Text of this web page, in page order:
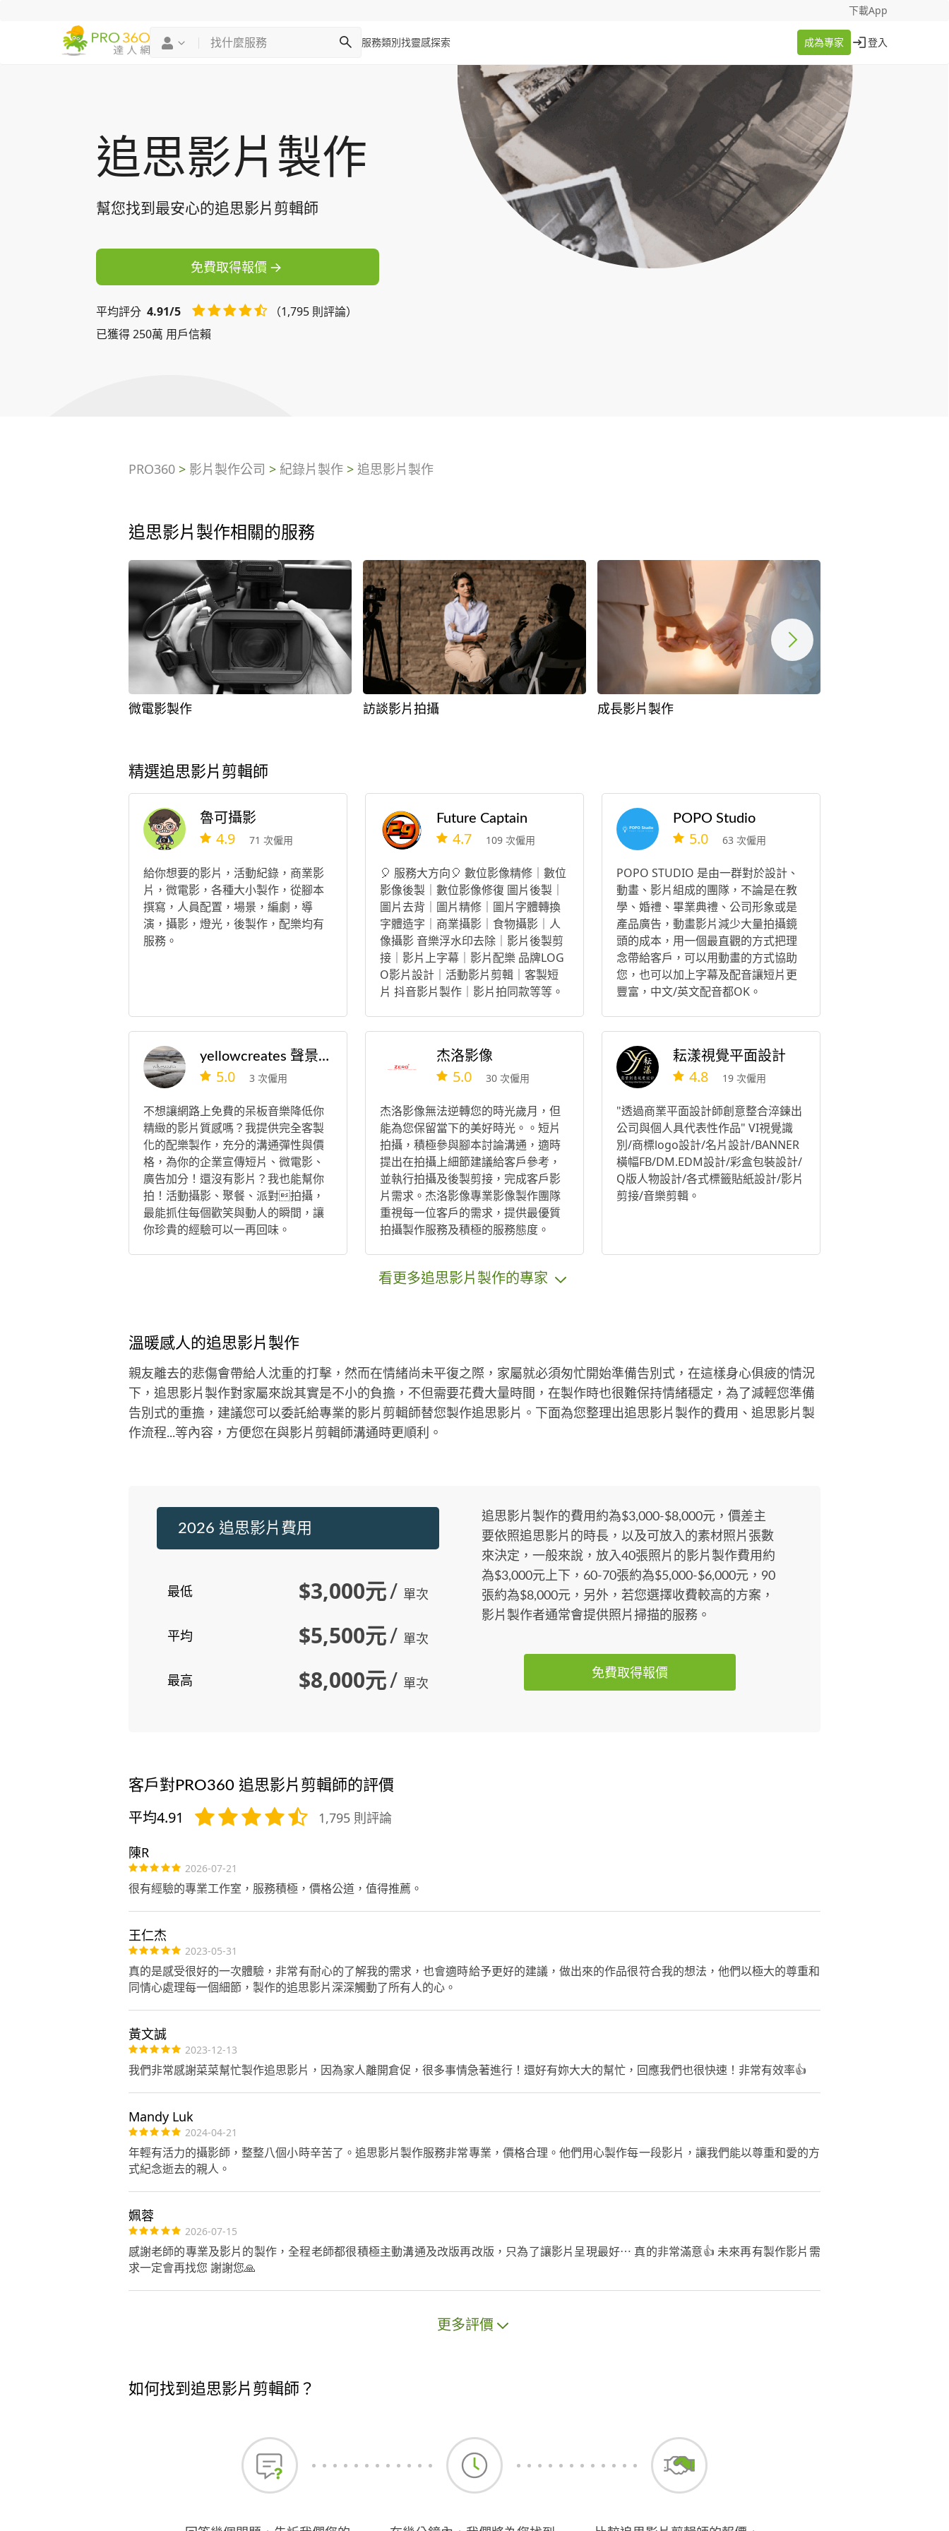
下載App
服務類別找靈感探索 成為專家 登入
成為專家
登入
追思影片製作
幫您找到最安心的追思影片剪輯師
免費取得報價
平均評分 4.91/5
（1,795 則評論）
已獲得 250萬 用戶信賴
PRO360> 影片製作公司 > 紀錄片製作> 追思影片製作
追思影片製作相關的服務
微電影製作 訪談影片拍攝 成長影片製作
精選追思影片剪輯師
魯可攝影
4.9 71 次僱用
給你想要的影片，活動紀錄，商業影
片，微電影，各種大小製作，從腳本
撰寫，人員配置，場景，編劇，導
演，攝影，燈光，後製作，配樂均有
服務。
Future Captain
4.7 109 次僱用
🎈 服務大方向🎈 數位影像精修｜數位
影像後製｜數位影像修復 圖片後製｜
圖片去背｜圖片精修｜圖片字體轉換
字體造字｜商業攝影｜食物攝影｜人
像攝影 音樂浮水印去除｜影片後製剪
接｜影片上字幕｜影片配樂 品牌LOG
O影片設計｜活動影片剪輯｜客製短
片 抖音影片製作｜影片拍同款等等。
POPO Studio
5.0 63 次僱用
POPO STUDIO 是由一群對於設計、
動畫、影片組成的團隊，不論是在教
學、婚禮、畢業典禮、公司形象或是
產品廣告，動畫影片減少大量拍攝鏡
頭的成本，用一個最直觀的方式把理
念帶給客戶，可以用動畫的方式協助
您，也可以加上字幕及配音讓短片更
豐富，中文/英文配音都OK。
yellowcreates 聲景創造工作室
5.0 3 次僱用
不想讓網路上免費的呆板音樂降低你
精緻的影片質感嗎？我提供完全客製
化的配樂製作，充分的溝通彈性與價
格，為你的企業宣傳短片、微電影、
廣告加分！還沒有影片？我也能幫你
拍！活動攝影、聚餐、派對拍攝，
最能抓住每個歡笑與動人的瞬間，讓
你珍貴的經驗可以一再回味。
杰洛影像
5.0 30 次僱用
杰洛影像無法逆轉您的時光歲月，但
能為您保留當下的美好時光。。短片
拍攝，積極參與腳本討論溝通，適時
提出在拍攝上細節建議給客戶參考，
並執行拍攝及後製剪接，完成客戶影
片需求。杰洛影像專業影像製作團隊
重視每一位客戶的需求，提供最優質
拍攝製作服務及積極的服務態度。
耘漾視覺平面設計
4.8 19 次僱用
"透過商業平面設計師創意整合淬鍊出
公司與個人具代表性作品" VI視覺識
別/商標logo設計/名片設計/BANNER
橫幅FB/DM.EDM設計/彩盒包裝設計/
Q版人物設計/各式標籤貼紙設計/影片
剪接/音樂剪輯。
看更多追思影片製作的專家
溫暖感人的追思影片製作
親友離去的悲傷會帶給人沈重的打擊，然而在情緒尚未平復之際，家屬就必須匆忙開始準備告別式，在這樣身心俱疲的情況
下，追思影片製作對家屬來說其實是不小的負擔，不但需要花費大量時間，在製作時也很難保持情緒穩定，為了減輕您準備
告別式的重擔，建議您可以委託給專業的影片剪輯師替您製作追思影片。下面為您整理出追思影片製作的費用、追思影片製
作流程...等內容，方便您在與影片剪輯師溝通時更順利。
2026 追思影片費用
最低 $3,000元/ 單次
平均 $5,500元/ 單次
最高 $8,000元/ 單次
追思影片製作的費用約為$3,000-$8,000元，價差主
要依照追思影片的時長，以及可放入的素材照片張數
來決定，一般來說，放入40張照片的影片製作費用約
為$3,000元上下，60-70張約為$5,000-$6,000元，90
張約為$8,000元，另外，若您選擇收費較高的方案，
影片製作者通常會提供照片掃描的服務。
免費取得報價
客戶對PRO360 追思影片剪輯師的評價
平均4.91 1,795 則評論
陳R
2026-07-21
很有經驗的專業工作室，服務積極，價格公道，值得推薦。
王仁杰
2023-05-31
真的是感受很好的一次體驗，非常有耐心的了解我的需求，也會適時給予更好的建議，做出來的作品很符合我的想法，他們以極大的尊重和
同情心處理每一個細節，製作的追思影片深深觸動了所有人的心。
黃文誠
2023-12-13
我們非常感謝菜菜幫忙製作追思影片，因為家人離開倉促，很多事情急著進行！還好有妳大大的幫忙，回應我們也很快速！非常有效率👍
Mandy Luk
2024-04-21
年輕有活力的攝影師，整整八個小時辛苦了。追思影片製作服務非常專業，價格合理。他們用心製作每一段影片，讓我們能以尊重和愛的方
式紀念逝去的親人。
姵蓉
2026-07-15
感謝老師的專業及影片的製作，全程老師都很積極主動溝通及改版再改版，只為了讓影片呈現最好⋯ 真的非常滿意👍 未來再有製作影片需
求一定會再找您 謝謝您🙏
更多評價
如何找到追思影片剪輯師？